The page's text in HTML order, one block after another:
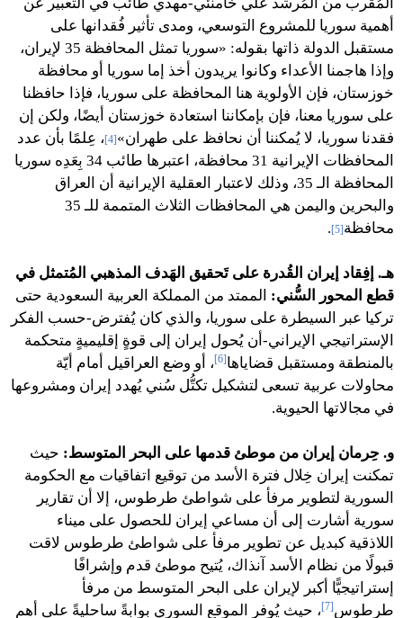
أهمية سوريا للمشروع التوسعي، ومدى تأثير فُقدانها على
مستقبل الدولة ذاتها بقوله: «سوريا تمثل المحافظة 35 لإيران،
وإذا هاجمنا الأعداء وكانوا يريدون أخذ إما سوريا أو محافظة
خوزستان، فإن الأولوية هنا المحافظة على سوريا، فإذا حافظنا
على سوريا معنا، فإن بإمكاننا استعادة خوزستان أيضًا، ولكن إن
فقدنا سوريا، لا يُمكننا أن نحافظ على طهران» [4]
، عِلمًا بأن عدد
المحافظات الإيرانية 31 محافظة، اعتبرها طائب 34 بِعَدِه سوريا
المحافظة الـ 35، وذلك لاعتبار العقلية الإيرانية أن العراق
والبحرين واليمن هي المحافظات الثلاث المتممة للـ 35
محافظة [5]
.
هـ. إفِقاد إيران القُدرة على تَحقيق الهَدف المذهبي المُتمثل في
قطع المحور السُّني: الممتد من المملكة العربية السعودية حتى
تركيا عبر السيطرة على سوريا، والذي كان يُفترض-حسب الفكر
الإستراتيجي الإيراني-أن يُحول إيران إلى قوةٍ إقليميةٍ متحكمة
بالمنطقة ومستقبل قضاياها[6]
، أو وضع العراقيل أمام أيّة
محاولات عربية تسعى لتشكيل تكتُّل سُني يُهدد إيران ومشروعها
في مجالاتها الحيوية.
و. حِرمان إيران من موطئ قدمها على البحر المتوسط: حيث
تمكنت إيران خِلال فترة الأسد من توقيع اتفاقيات مع الحكومة
السورية لتطوير مرفأ على شواطئ طرطوس، إلا أن تقارير
سورية أشارت إلى أن مساعي إيران للحصول على ميناء
اللاذقية كبديل عن تطوير مرفأ على شواطئ طرطوس لاقت
قبولًا من نظام الأسد آنذاك، يُتيح موطئ قدم وإشرافًا
إستراتيجيًّا أكبر لإيران على البحر المتوسط من مرفأ
طرطوس[7]
، حيث يُوفر الموقع السوري بوابةً ساحليةً على أهم